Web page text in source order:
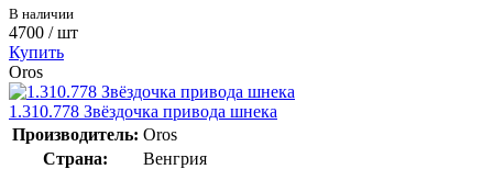
В наличии
4700 / шт
Купить
Oros
1.310.778 Звёздочка привода шнека
Производитель: Oros
Страна:
Венгрия